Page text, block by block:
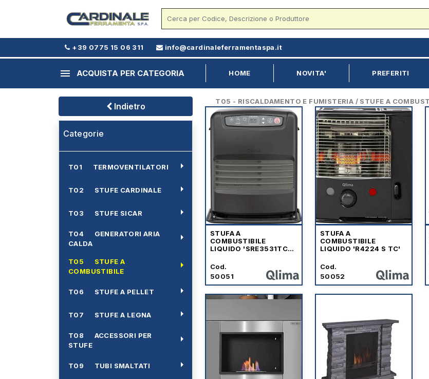
+39 0775 15 06 311 info@cardinaleferramentaspa.it
menu ACQUISTA PER CATEGORIA HOME NOVITA' PREFERITI
Indietro
Categorie
T01 TERMOVENTILATORI arrow_right
T02 STUFE CARDINALE arrow_right
T03 STUFE SICAR arrow_right
T04 GENERATORI ARIA
CALDA
arrow_right
T05 STUFE A
COMBUSTIBILE
arrow_right
T06 STUFE A PELLET arrow_right
T07 STUFE A LEGNA arrow_right
T08 ACCESSORI PER
STUFE
arrow_right
T09 TUBI SMALTATI arrow_right
T05 - RISCALDAMENTO E FUMISTERIA / STUFE A
STUFA A
COMBUSTIBILE
LIQUIDO 'SRE3531TC-
Cod.
50051
STUFA A
COMBUSTIBILE
LIQUIDO 'R4224 S TC'
Cod.
50052